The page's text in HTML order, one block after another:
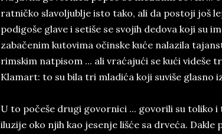
ratničko slavoljublje isto tako, ali da postoji još
podigoše glave i setiše se svojih dedova koji su
zabačenim kutovima očinske kuće nalazila
rimskim natpisom ... ali vraćajući se kući videše
Klamart: to su bila tri mladića koji suviše glasno
U to počeše drugi govornici ... govorili su toliko i
iluzije oko njih kao jesenje lišće sa drveća. Dakle